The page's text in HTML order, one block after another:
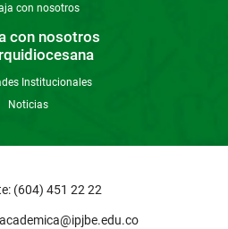
con nosotros
con nosotros
Institucionales
Noticias
(604) 451 22 22